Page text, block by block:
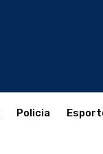
Policia